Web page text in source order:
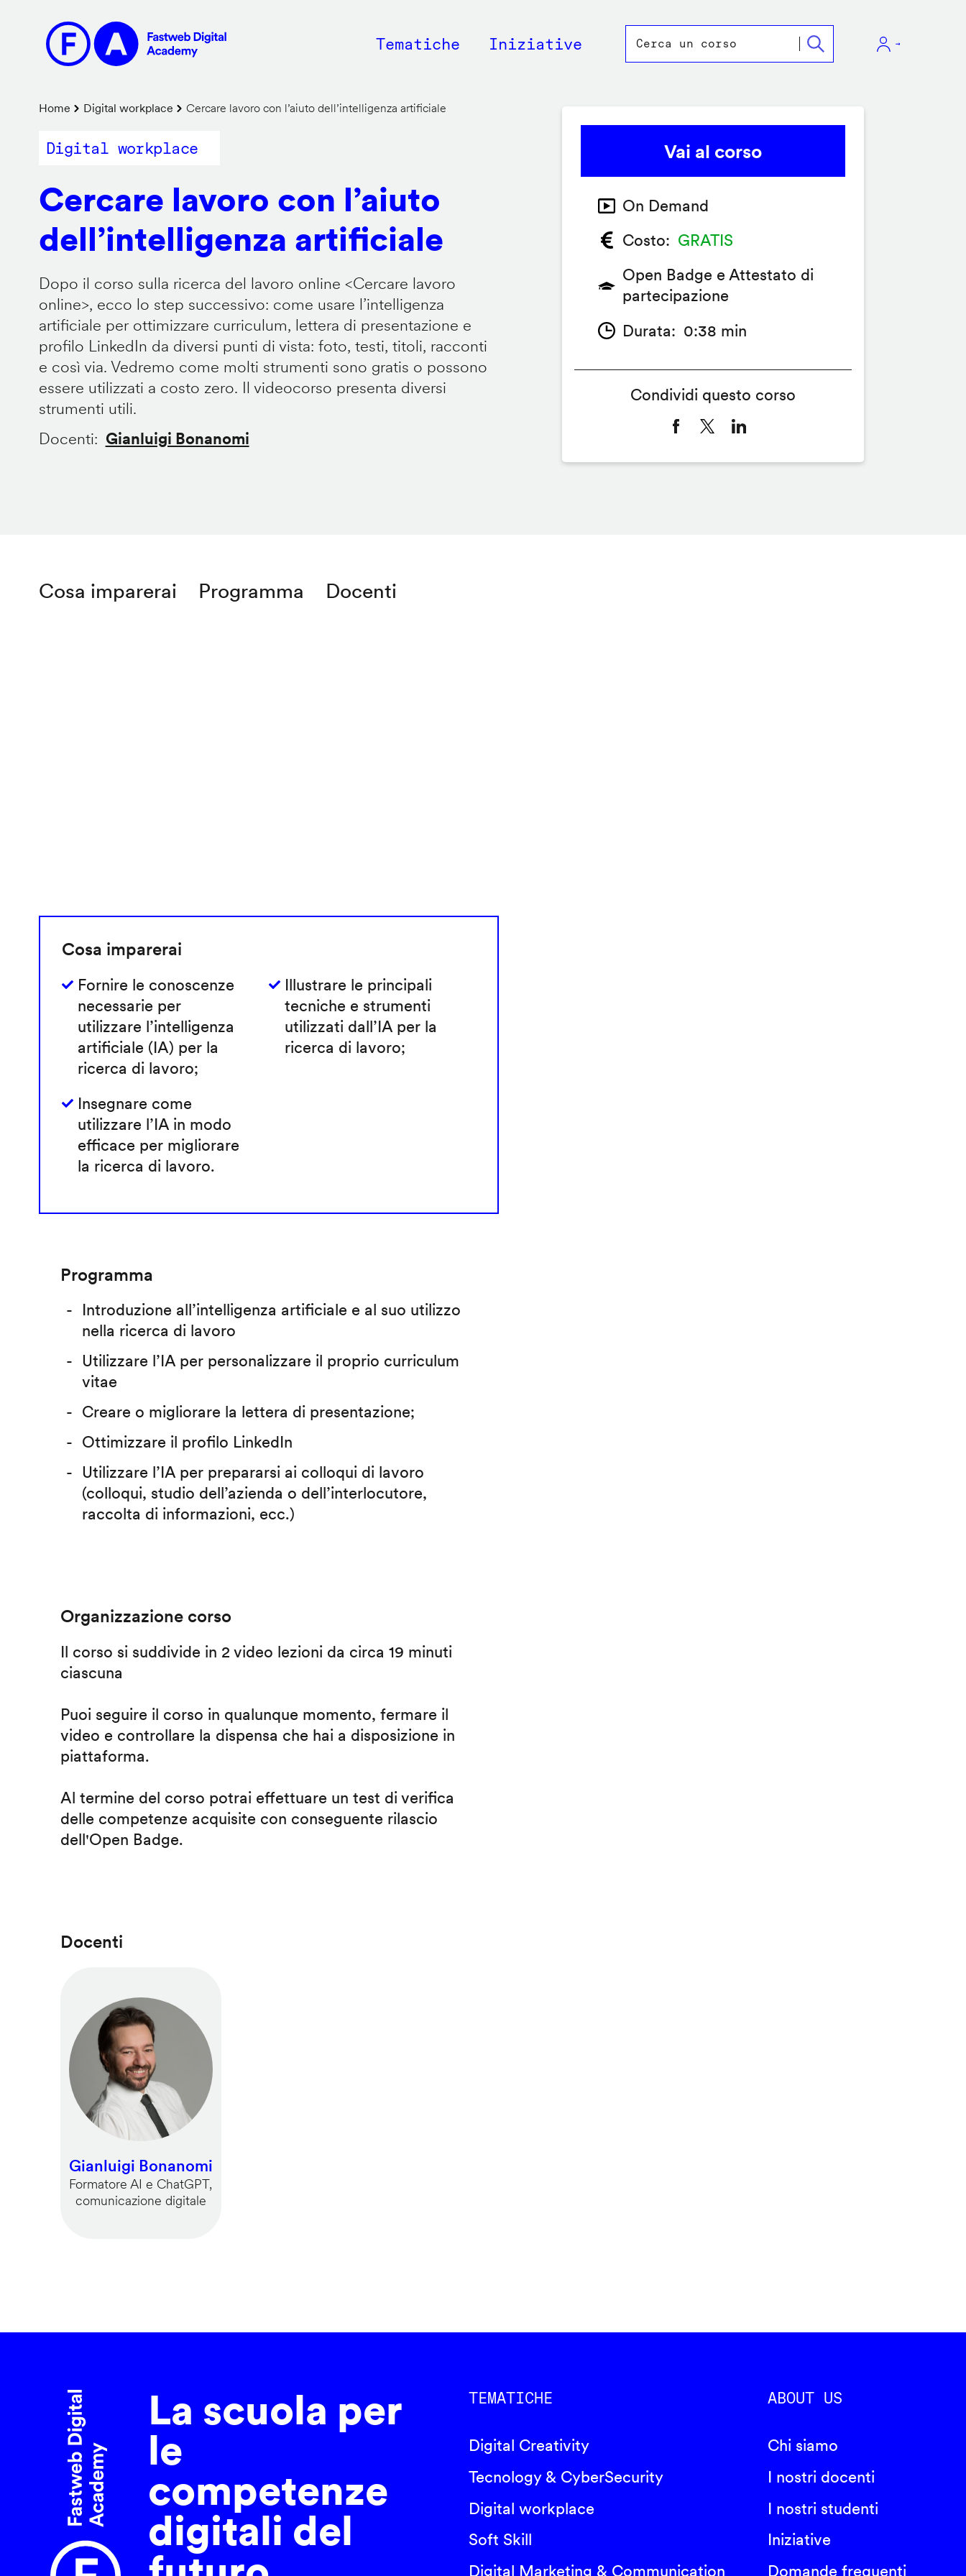
contenuto
principale
Main
Tematiche Iniziative
Briciole
di
Home Digital workplace Cercare lavoro con l’aiuto dell’intelligenza artificiale
Digital workplace
Cercare lavoro con l’aiuto
dell’intelligenza artificiale
Dopo il corso sulla ricerca del lavoro online <Cercare lavoro
online>, ecco lo step successivo: come usare l’intelligenza
artificiale per ottimizzare curriculum, lettera di presentazione e
profilo LinkedIn da diversi punti di vista: foto, testi, titoli, racconti
e così via. Vedremo come molti strumenti sono gratis o possono
essere utilizzati a costo zero. Il videocorso presenta diversi
strumenti utili.
Docenti
Gianluigi Bonanomi
Cosa imparerai Programma Docenti
Cosa imparerai
Fornire le conoscenze
necessarie per
utilizzare l’intelligenza
artificiale (IA) per la
ricerca di lavoro;
Illustrare le principali
tecniche e strumenti
utilizzati dall’IA per la
ricerca di lavoro;
Insegnare come
utilizzare l’IA in modo
efficace per migliorare
la ricerca di lavoro.
Programma
Introduzione all’intelligenza artificiale e al suo utilizzo
nella ricerca di lavoro
Utilizzare l’IA per personalizzare il proprio curriculum
vitae
Creare o migliorare la lettera di presentazione;
Ottimizzare il profilo LinkedIn
Utilizzare l’IA per prepararsi ai colloqui di lavoro
(colloqui, studio dell’azienda o dell’interlocutore,
raccolta di informazioni, ecc.)
Organizzazione corso
Il corso si suddivide in 2 video lezioni da circa 19 minuti
ciascuna
Puoi seguire il corso in qualunque momento, fermare il
video e controllare la dispensa che hai a disposizione in
piattaforma.
Al termine del corso potrai effettuare un test di verifica
delle competenze acquisite con conseguente rilascio
dell'Open Badge.
Docenti
Gianluigi Bonanomi
Formatore AI e ChatGPT,
comunicazione digitale
Vai al corso
On Demand
Costo
GRATIS
Open Badge e Attestato di
partecipazione
Durata
0:38 min
Condividi questo corso
La scuola per
le
competenze
digitali del
TEMATICHE
Digital Creativity
Tecnology & CyberSecurity
Digital workplace
Soft Skill
Digital Marketing & Communication
ABOUT US
Chi siamo
I nostri docenti
I nostri studenti
Iniziative
Domande frequenti